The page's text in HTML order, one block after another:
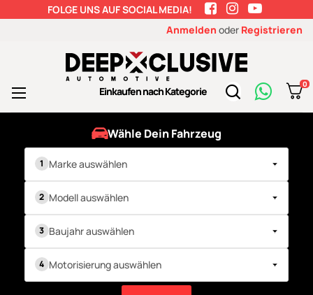
FOLGE UNS AUF SOCIAL MEDIA!
Anmelden oder Registrieren
Einkaufen nach Kategorie
0
Toggle
☰
Wähle Dein Fahrzeug
Marke auswählen
Modell auswählen
Baujahr auswählen
Motorisierung auswählen